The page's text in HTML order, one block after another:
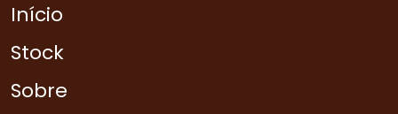
Início
Stock
Sobre